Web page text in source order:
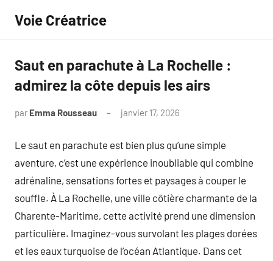
contenu
Voie Créatrice
Saut en parachute à La Rochelle :
admirez la côte depuis les airs
par Emma Rousseau janvier 17, 2026
Le saut en parachute est bien plus qu’une simple
aventure, c’est une expérience inoubliable qui combine
adrénaline, sensations fortes et paysages à couper le
souffle. À La Rochelle, une ville côtière charmante de la
Charente-Maritime, cette activité prend une dimension
particulière. Imaginez-vous survolant les plages dorées
et les eaux turquoise de l’océan Atlantique. Dans cet